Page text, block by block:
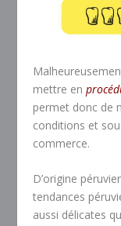
mettre en
permet donc de
conditions et
commerce.
D’origine
tendances
aussi délicates